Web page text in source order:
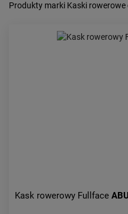
Popularność:
Produkty marki Kaski rowerowe
Kask rowerowy Fullface